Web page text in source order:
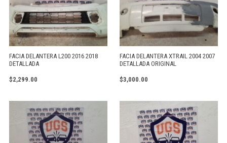
FACIA DELANTERA L200 2016 2018
DETALLADA
$2,299.00
FACIA DELANTERA XTRAIL 2004 2007
DETALLADA ORIGINAL
$3,000.00